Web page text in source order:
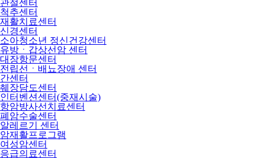
관절센터
척추센터
재활치료센터
신경센터
소아청소년 정신건강센터
유방ㆍ갑상선암 센터
대장항문센터
전립선ㆍ배뇨장애 센터
간센터
췌장담도센터
인터벤션센터(중재시술)
항암방사선치료센터
폐암수술센터
알레르기 센터
암재활프로그램
여성암센터
응급의료센터